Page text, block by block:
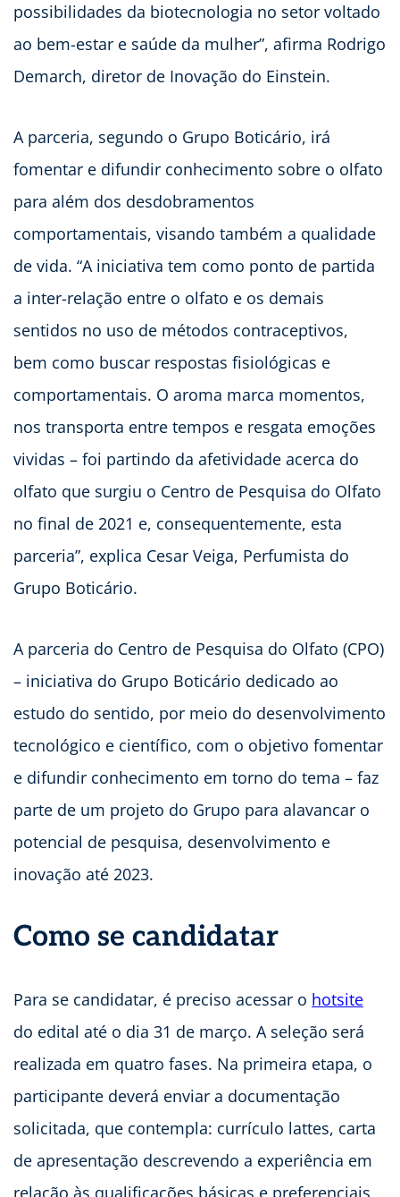
possibilidades da biotecnologia no setor voltado
ao bem-estar e saúde da mulher”, afirma Rodrigo
Demarch, diretor de Inovação do Einstein.
A parceria, segundo o Grupo Boticário, irá
fomentar e difundir conhecimento sobre o olfato
para além dos desdobramentos
comportamentais, visando também a qualidade
de vida. “A iniciativa tem como ponto de partida
a inter-relação entre o olfato e os demais
sentidos no uso de métodos contraceptivos,
bem como buscar respostas fisiológicas e
comportamentais. O aroma marca momentos,
nos transporta entre tempos e resgata emoções
vividas – foi partindo da afetividade acerca do
olfato que surgiu o Centro de Pesquisa do Olfato
no final de 2021 e, consequentemente, esta
parceria”, explica Cesar Veiga, Perfumista do
Grupo Boticário.
A parceria do Centro de Pesquisa do Olfato (CPO)
– iniciativa do Grupo Boticário dedicado ao
estudo do sentido, por meio do desenvolvimento
tecnológico e científico, com o objetivo fomentar
e difundir conhecimento em torno do tema – faz
parte de um projeto do Grupo para alavancar o
potencial de pesquisa, desenvolvimento e
inovação até 2023.
Como se candidatar
Para se candidatar, é preciso acessar o hotsite
do edital até o dia 31 de março. A seleção será
realizada em quatro fases. Na primeira etapa, o
participante deverá enviar a documentação
solicitada, que contempla: currículo lattes, carta
de apresentação descrevendo a experiência em
relação às qualificações básicas e preferenciais